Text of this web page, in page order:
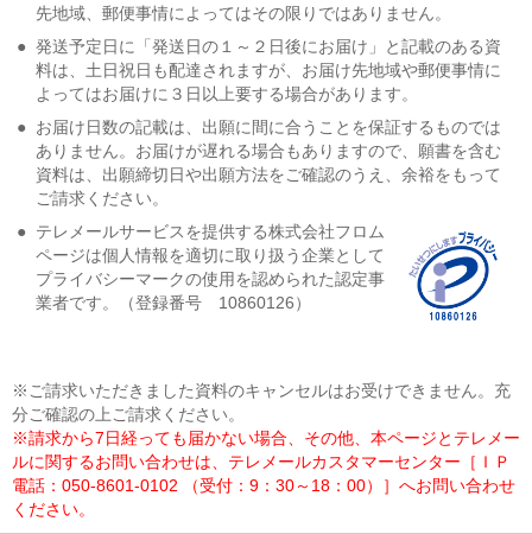
先地域、郵便事情によってはその限りではありません。
● 発送予定日に「発送日の１～２日後にお届け」と記載のある資
料は、土日祝日も配達されますが、お届け先地域や郵便事情に
よってはお届けに３日以上要する場合があります。
● お届け日数の記載は、出願に間に合うことを保証するものでは
ありません。お届けが遅れる場合もありますので、願書を含む
資料は、出願締切日や出願方法をご確認のうえ、余裕をもって
ご請求ください。
● テレメールサービスを提供する株式会社フロム
ページは個人情報を適切に取り扱う企業として
プライバシーマークの使用を認められた認定事
業者です。（登録番号 10860126）
※ご請求いただきました資料のキャンセルはお受けできません。充
分ご確認の上ご請求ください。
※請求から7日経っても届かない場合、その他、本ページとテレメー
ルに関するお問い合わせは、テレメールカスタマーセンター［ＩＰ
電話：050-8601-0102 （受付：9：30～18：00）］へお問い合わせ
ください。